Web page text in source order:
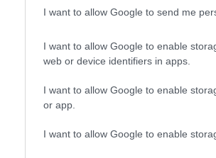
I want to allow Google to send me
I want to allow Google to enable
web or device identifiers in apps.
I want to allow Google to enable
or app.
I want to allow Google to enable
ΑΣΕΠ: Εξ αποστάσεως η πιο
μέρες